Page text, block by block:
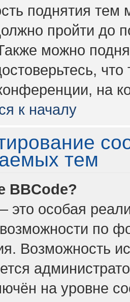
поднятия тем
пройти до
можно
на
к началу
тем
BBCode?
это особая
по
Возможность
на уровне